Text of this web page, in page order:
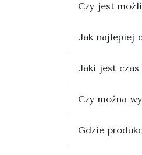
Czy jest
Jak najlepiej
Jaki jest czas
Czy można
Gdzie